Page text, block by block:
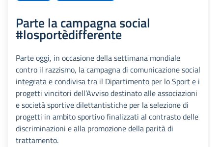
Parte la campagna social
#losportèdifferente
Parte oggi, in occasione della settimana mondiale
contro il razzismo, la campagna di comunicazione social
integrata e condivisa tra il Dipartimento per lo Sport e i
progetti vincitori dell’Avviso destinato alle associazioni
e società sportive dilettantistiche per la selezione di
progetti in ambito sportivo finalizzati al contrasto delle
discriminazioni e alla promozione della parità di
trattamento.